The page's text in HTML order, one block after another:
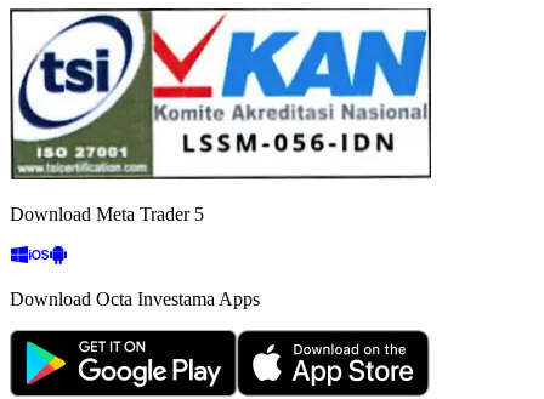
Download Meta Trader 5
Download Octa Investama Apps